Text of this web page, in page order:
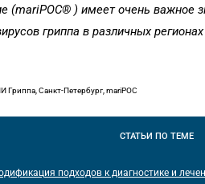
(mariPOC® ) имеет очень важное
гриппа в различных
Санкт-Петербург, mariPOC
СТАТЬИПО ТЕМЕ
подходов к диагностике и